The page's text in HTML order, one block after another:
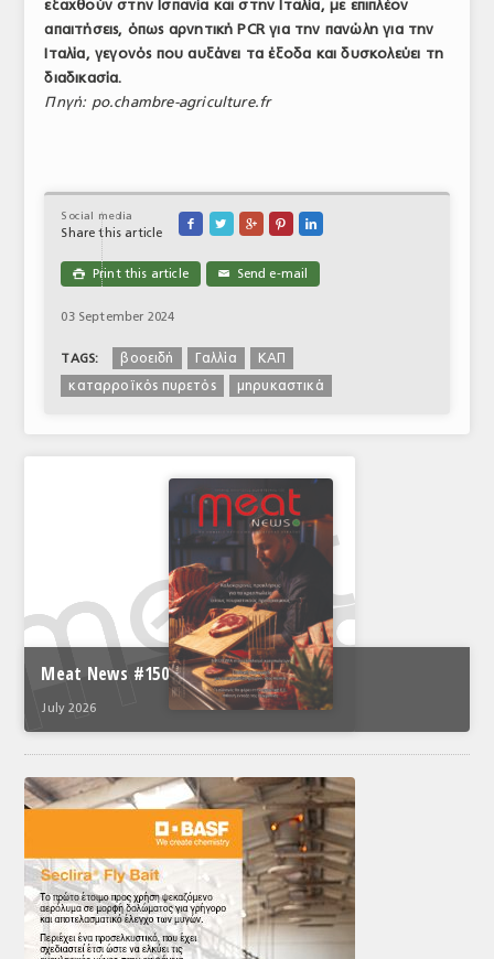
εξαχθούν στην Ισπανία και στην Ιταλία, με επιπλέον
απαιτήσεις, όπως αρνητική PCR για την πανώλη για την
Ιταλία, γεγονός που αυξάνει τα έξοδα και δυσκολεύει τη
διαδικασία.
Πηγή: po.chambre-agriculture.fr
Social media
Share this article
    
 Print this article ✉ Send e-mail
03 September 2024
TAGS: βοοειδή Γαλλία
ΚΑΠ
καταρροϊκός πυρετός
μηρυκαστικά
Meat News #150
July 2026